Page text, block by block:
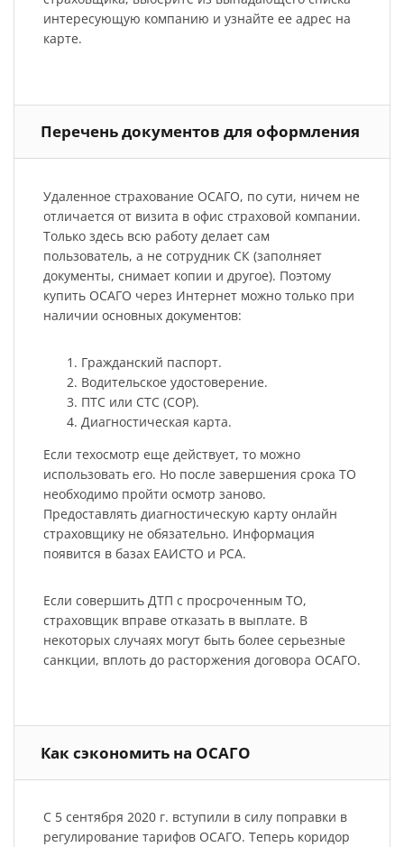
интересующую компанию и узнайте ее адрес на
карте.
Перечень документов для оформления
Удаленное страхование ОСАГО, по сути, ничем не
отличается от визита в офис страховой компании.
Только здесь всю работу делает сам
пользователь, а не сотрудник СК (заполняет
документы, снимает копии и другое). Поэтому
купить ОСАГО через Интернет можно только при
наличии основных документов:
Гражданский паспорт.
Водительское удостоверение.
ПТС или СТС (СОР).
Диагностическая карта.
Если техосмотр еще действует, то можно
использовать его. Но после завершения срока ТО
необходимо пройти осмотр заново.
Предоставлять диагностическую карту онлайн
страховщику не обязательно. Информация
появится в базах ЕАИСТО и РСА.
Если совершить ДТП с просроченным ТО,
страховщик вправе отказать в выплате. В
некоторых случаях могут быть более серьезные
санкции, вплоть до расторжения договора ОСАГО.
Как сэкономить на ОСАГО
С 5 сентября 2020 г. вступили в силу поправки в
регулирование тарифов ОСАГО. Теперь коридор